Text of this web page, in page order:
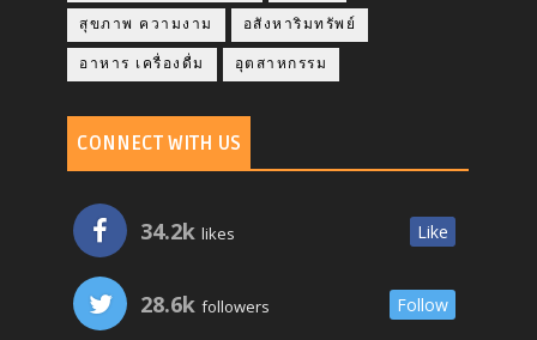
สุขภาพ ความงาม อสังหาริมทรัพย์
อาหาร เครื่องดื่ม อุตสาหกรรม
CONNECT WITH US
34.2k likes Like
28.6k followers Follow